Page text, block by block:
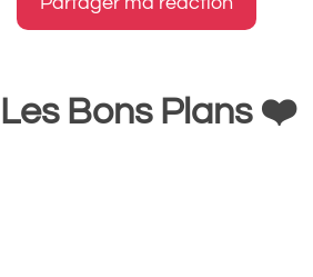
Les Bons Plans ❤️